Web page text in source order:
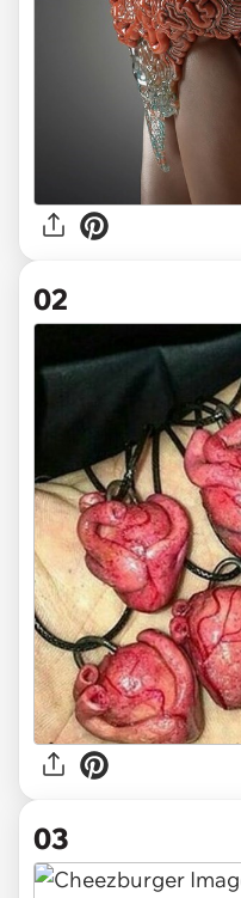
02
03